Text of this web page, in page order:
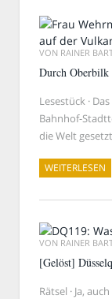
VON RAINER
Durch
Lesestück ·
Bahnhof-
die Welt
WEITERLESEN
VON RAINER
[Gelöst]
Rätsel · Ja,